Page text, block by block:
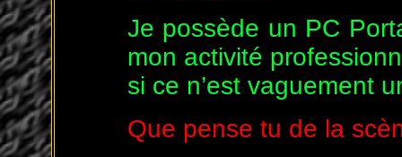
Je possède un PC
mon activité
si ce n’est vaguement
Que pense tu de la